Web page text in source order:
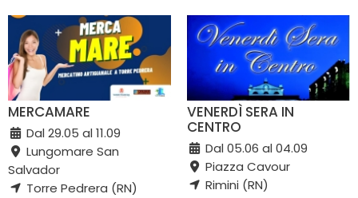
MERCAMARE
Dal 29.05 al 11.09
Lungomare San
Salvador
Torre Pedrera (RN)
VENERDÌ SERA IN
CENTRO
Dal 05.06 al 04.09
Piazza Cavour
Rimini (RN)